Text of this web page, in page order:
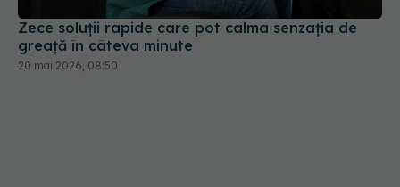
20 mai 2026, 08:50